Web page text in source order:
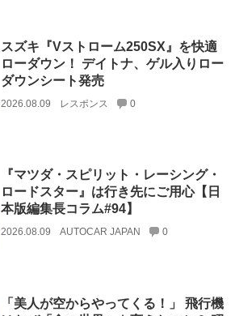
スズキ『Vストローム250SX』を快適
ローダウン！ デイトナ、ゲル入りロー
ダウンシート発売
2026.08.09 レスポンス 0
『マツダ・スピリット・レーシング・
ロードスター』は行き先にご用心【日
本版編集長コラム#94】
2026.08.09 AUTOCAR JAPAN 0
「美人が空からやってくる！」 飛行機